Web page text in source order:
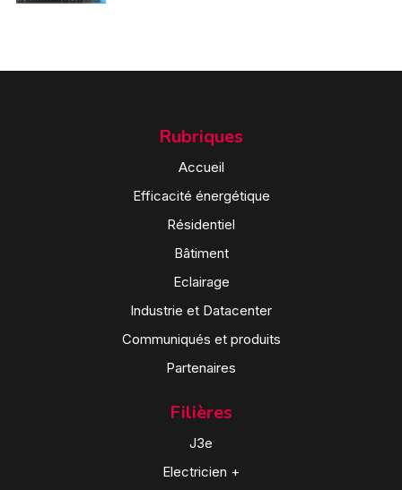
Rubriques
Accueil
Efficacité énergétique
Résidentiel
Bâtiment
Eclairage
Industrie et Datacenter
Communiqués et produits
Partenaires
Filières
J3e
Electricien +